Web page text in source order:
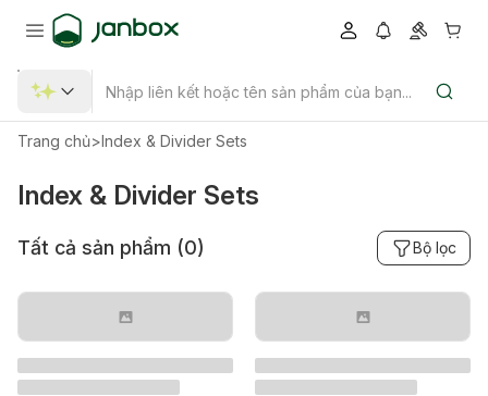
Trang chủ>Index & Divider Sets
Index & Divider Sets
Tất cả sản phẩm (0) Bộ lọc